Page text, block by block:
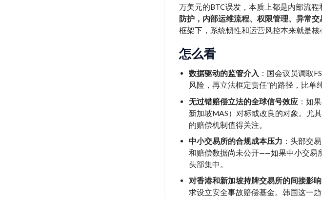
万美元的BTC误发，本质上都是内部流
防护，内部运维流程、权限管理、异常
框架下，系统韧性和运营风控本来就是
怎么看
数据驱动的监管介入 ：国会议员调取
风险，再立法框定责任”的路径，比单
无过错赔偿立法的全球信号效应 ：如
新加坡MAS）对标或改良的对象。尤
的赔偿机制值得关注。
中小交易所的合规成本压力 ：头部交
和赔偿数据尚未公开——如果中小交易
头部集中。
对香港和新加坡持牌交易所的间接影响
求设立安全事故赔偿基金。韩国这一